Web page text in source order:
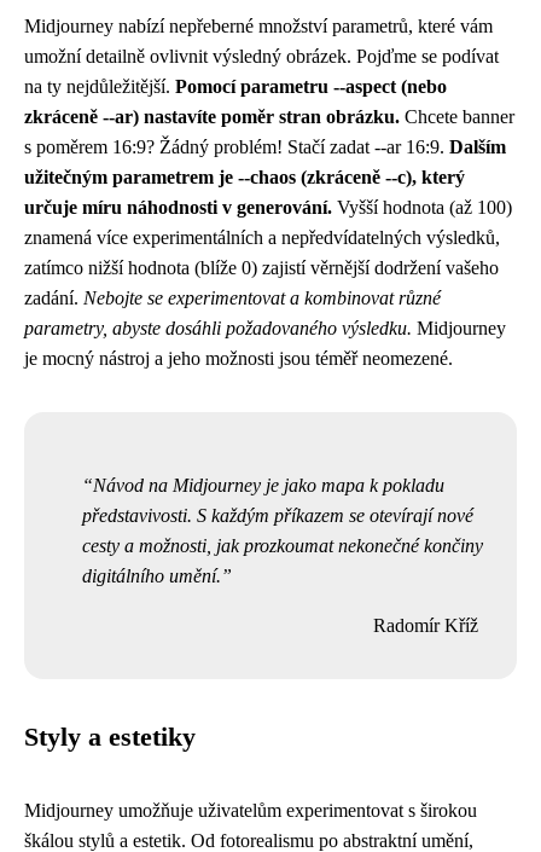
Midjourney nabízí nepřeberné množství parametrů, které vám
umožní detailně ovlivnit výsledný obrázek. Pojďme se podívat
na ty nejdůležitější. Pomocí parametru --aspect (nebo
zkráceně --ar) nastavíte poměr stran obrázku. Chcete banner
s poměrem 16:9? Žádný problém! Stačí zadat --ar 16:9. Dalším
užitečným parametrem je --chaos (zkráceně --c), který
určuje míru náhodnosti v generování. Vyšší hodnota (až 100)
znamená více experimentálních a nepředvídatelných výsledků,
zatímco nižší hodnota (blíže 0) zajistí věrnější dodržení vašeho
zadání. Nebojte se experimentovat a kombinovat různé
parametry, abyste dosáhli požadovaného výsledku. Midjourney
je mocný nástroj a jeho možnosti jsou téměř neomezené.
Návod na Midjourney je jako mapa k pokladu
představivosti. S každým příkazem se otevírají nové
cesty a možnosti, jak prozkoumat nekonečné končiny
digitálního umění.
Radomír Kříž
Styly a estetiky
Midjourney umožňuje uživatelům experimentovat s širokou
škálou stylů a estetik. Od fotorealismu po abstraktní umění,